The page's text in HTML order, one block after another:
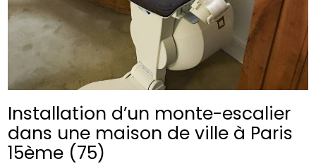
Installation d’un monte-escalier
dans une maison de ville à Paris
15ème (75)